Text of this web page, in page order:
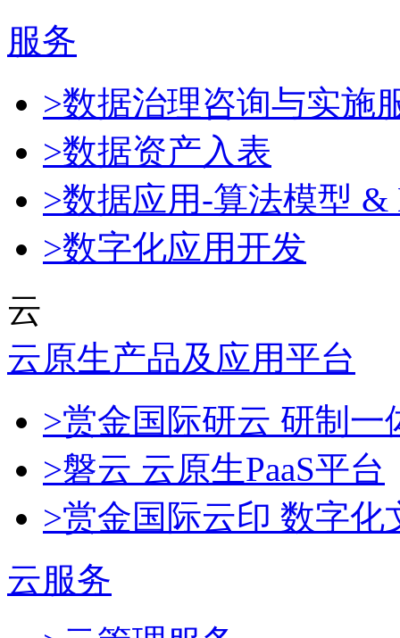
服务
>数据治理咨询与实施
>数据资产入表
>数据应用-算法模型 &
>数字化应用开发
云
云原生产品及应用平台
>赏金国际研云 研制
>磐云 云原生PaaS平台
>赏金国际云印 数字化
云服务